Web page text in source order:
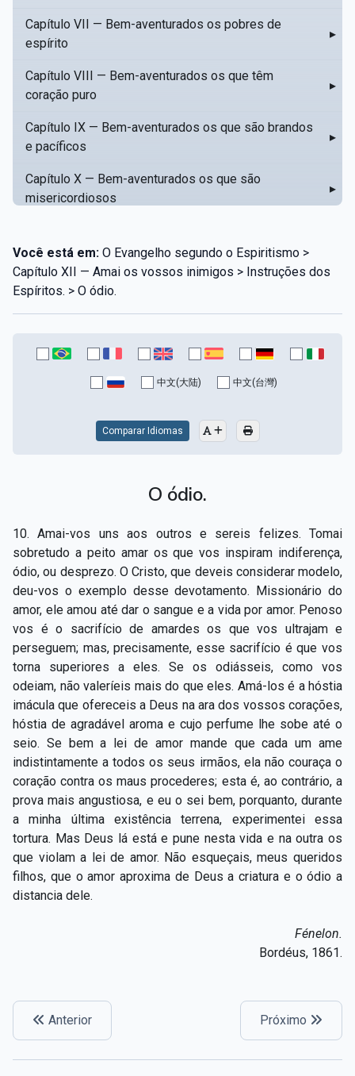
Capítulo VII — Bem-aventurados os pobres de
espírito
▸
Capítulo VIII — Bem-aventurados os que têm
coração puro
▸
Capítulo IX — Bem-aventurados os que são brandos
e pacíficos
▸
Capítulo X — Bem-aventurados os que são
misericordiosos
▸
Capítulo XII — Amai os vossos inimigos
Capítulo XIII — Não saiba a vossa mão esquerda o
que dê a vossa mão direita
Capítulo XIV — Honrai a vosso pai e a vossa mãe
Capítulo XV — Fora da caridade não há salvação
Capítulo XVIII — Muitos os chamados, poucos os
Capítulo XIX — A fé transporta montanhas ▸
Capítulo XX — Os trabalhadores da última hora ▸
Capítulo XXI — Haverá falsos cristos e falsos
profetas
Capítulo XXII — Não separareis o que Deus juntou ▸
Capítulo XXIII — Estranha moral
Capítulo XXIV — Não ponhais a candeia debaixo do
alqueire
▸
Capítulo XXV — Buscai e achareis ▸
Capítulo XXVI — Dai gratuitamente o que
gratuitamente recebestes
▸
Capítulo XXVII — Pedi e obtereis ▸
Capítulo XXVIII — Coletânea de preces espíritas
Você está em: O Evangelho segundo o Espiritismo >
Capítulo XII — Amai os vossos inimigos > Instruções dos
Espíritos. > O ódio.
中文(大陆) 中文(台灣)
Comparar Idiomas
O ódio.
10. Amai-vos uns aos outros e sereis felizes. Tomai
sobretudo a peito amar os que vos inspiram indiferença,
ódio, ou desprezo. O Cristo, que deveis considerar modelo,
deu-vos o exemplo desse devotamento. Missionário do
amor, ele amou até dar o sangue e a vida por amor. Penoso
vos é o sacrifício de amardes os que vos ultrajam e
perseguem; mas, precisamente, esse sacrifício é que vos
torna superiores a eles. Se os odiásseis, como vos
odeiam, não valeríeis mais do que eles. Amá-los é a hóstia
imácula que ofereceis a Deus na ara dos vossos corações,
hóstia de agradável aroma e cujo perfume lhe sobe até o
seio. Se bem a lei de amor mande que cada um ame
indistintamente a todos os seus irmãos, ela não couraça o
coração contra os maus procederes; esta é, ao contrário, a
prova mais angustiosa, e eu o sei bem, porquanto, durante
a minha última existência terrena, experimentei essa
tortura. Mas Deus lá está e pune nesta vida e na outra os
que violam a lei de amor. Não esqueçais, meus queridos
filhos, que o amor aproxima de Deus a criatura e o ódio a
distancia dele.
Fénelon.
Bordéus, 1861.
Anterior Próximo